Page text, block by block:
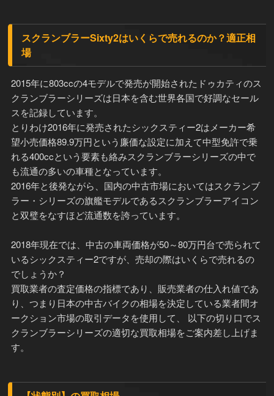
スクランブラーSixty2はいくらで売れるのか？適正相
場
2015年に803ccの4モデルで発売が開始されたドゥカティのス
クランブラーシリーズは日本を含む世界各国で好調なセール
スを記録しています。
とりわけ2016年に発売されたシックスティー2はメーカー希
望小売価格89.9万円という廉価な設定に加えて中型免許で乗
れる400ccという要素も絡みスクランブラーシリーズの中で
も流通の多いの車種となっています。
2016年と後発ながら、国内の中古市場においてはスクランブ
ラー・シリーズの旗艦モデルであるスクランブラーアイコン
と双璧をなすほど流通数を誇っています。
2018年現在では、中古の車両価格が50～80万円台で売られて
いるシックスティー2ですが、売却の際はいくらで売れるの
でしょうか？
買取業者の査定価格の指標であり、販売業者の仕入れ値であ
り、つまり日本の中古バイクの相場を決定している業者間オ
ークション市場の取引データを使用して、 以下の切り口でス
クランブラーシリーズの適切な買取相場をご案内差し上げま
す。